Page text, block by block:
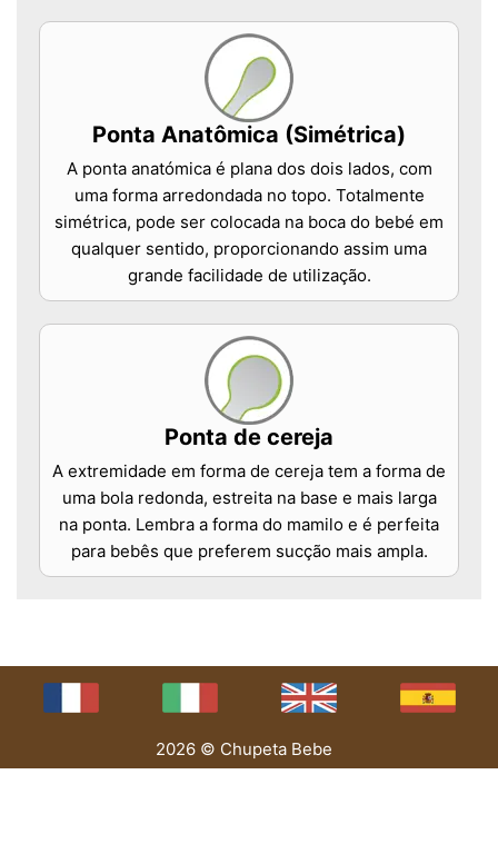
Ponta Anatômica (Simétrica)
A ponta anatómica é plana dos dois lados, com
uma forma arredondada no topo. Totalmente
simétrica, pode ser colocada na boca do bebé em
qualquer sentido, proporcionando assim uma
grande facilidade de utilização.
Ponta de cereja
A extremidade em forma de cereja tem a forma de
uma bola redonda, estreita na base e mais larga
na ponta. Lembra a forma do mamilo e é perfeita
para bebês que preferem sucção mais ampla.
2026 © Chupeta Bebe